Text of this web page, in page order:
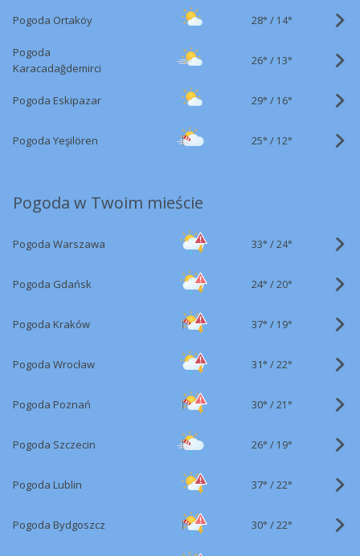
Pogoda Ortaköy 28° / 14°
Pogoda
Karacadağdemirci
26° / 13°
Pogoda Eskipazar 29° / 16°
Pogoda Yeşilören 25° / 12°
Pogoda w Twoim mieście
Pogoda Warszawa 33° /24°
Pogoda Gdańsk 24° /20°
Pogoda Kraków 37° / 19°
Pogoda Wrocław 31° /22°
Pogoda Poznań 30° /21°
Pogoda Szczecin 26° / 19°
Pogoda Lublin 37° /22°
Pogoda Bydgoszcz 30° /22°